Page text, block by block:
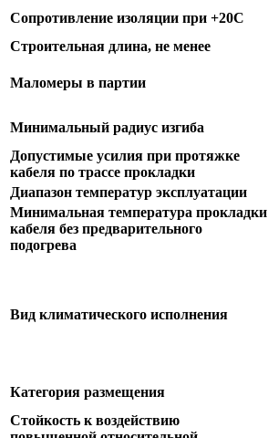
Сопротивление изоляции при +20С
Строительная длина, не менее
Маломеры в партии
Минимальный радиус изгиба
Допустимые усилия при протяжке
кабеля по трассе прокладки
Диапазон температур эксплуатации
Минимальная температура прокладки
кабеля без предварительного
подогрева
Вид климатического исполнения
Категория размещения
Стойкость к воздействию